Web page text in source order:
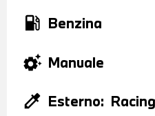
local_gas_station Benzina
settings_suggest Manuale
colorize Esterno: